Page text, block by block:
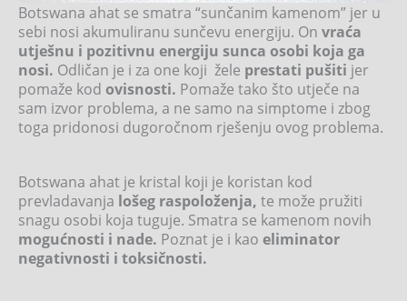
Botswana ahat se smatra “sunčanim kamenom” jer u
sebi nosi akumuliranu sunčevu energiju. On vraća
utješnu i pozitivnu energiju sunca osobi koja ga
nosi. Odličan je i za one koji žele prestati pušiti jer
pomaže kod ovisnosti. Pomaže tako što utječe na
sam izvor problema, a ne samo na simptome i zbog
toga pridonosi dugoročnom rješenju ovog problema.
Botswana ahat je kristal koji je koristan kod
prevladavanja lošeg raspoloženja, te može pružiti
snagu osobi koja tuguje. Smatra se kamenom novih
mogućnosti i nade. Poznat je i kao eliminator
negativnosti i toksičnosti.